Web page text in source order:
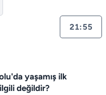
21:55
yaşamış ilk
değildir?